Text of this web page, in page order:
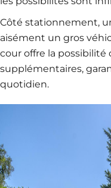
Côté stationnement,
aisément un gros
cour offre la
supplémentaires,
quotidien.